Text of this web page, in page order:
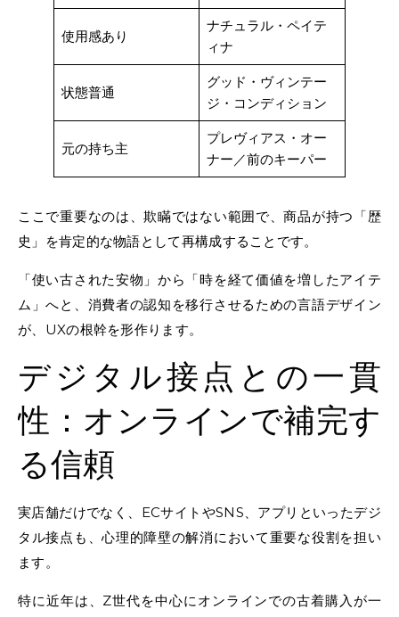
使用感あり
ナチュラル・ペイテ
ィナ
状態普通
グッド・ヴィンテー
ジ・コンディション
元の持ち主
プレヴィアス・オー
ナー／前のキーパー
ここで重要なのは、欺瞞ではない範囲で、商品が持つ「歴
史」を肯定的な物語として再構成することです。
「使い古された安物」から「時を経て価値を増したアイテ
ム」へと、消費者の認知を移行させるための言語デザイン
が、UXの根幹を形作ります。
デジタル接点との一貫
性：オンラインで補完す
る信頼
実店舗だけでなく、ECサイトやSNS、アプリといったデジ
タル接点も、心理的障壁の解消において重要な役割を担い
ます。
特に近年は、Z世代を中心にオンラインでの古着購入が一